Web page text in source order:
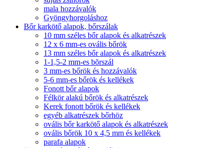
mala hozzávalók
Gyöngyhorgoláshoz
Bőr karkötő alapok, bőrszálak
10 mm széles bőr alapok és alkatrészek
12 x 6 mm-es ovális bőrök
13 mm széles bőr alapok és alkatrészek
1-1,5-2 mm-es bõrszál
3 mm-es bőrök és hozzávalók
5-6 mm-es bőrök és kellékek
Fonott bőr alapok
Félkör alakú bőrök és alkatrészek
Kerek fonott bőrök és kellékek
egyéb alkatrészek bőrhöz
ovális bőr karkötő alapok és alkatrészek
ovális bőrök 10 x 4,5 mm és kellékek
parafa alapok